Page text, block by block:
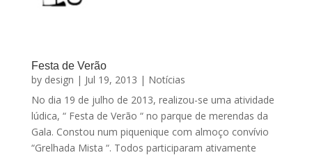
Festa de Verão
by design | Jul 19, 2013 | Notícias
No dia 19 de julho de 2013, realizou-se uma atividade
lúdica, “ Festa de Verão “ no parque de merendas da
Gala. Constou num piquenique com almoço convívio
“Grelhada Mista “. Todos participaram ativamente